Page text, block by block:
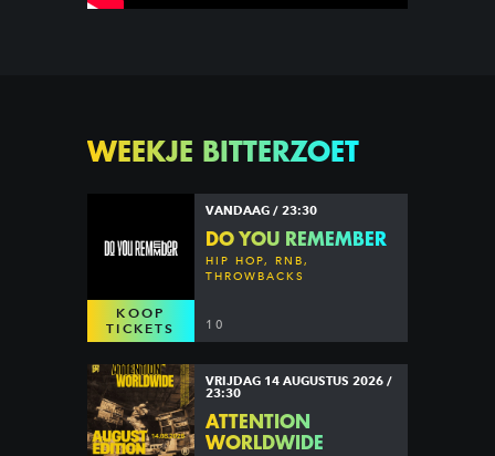
WEEKJE BITTERZOET
KOOP
TICKETS
VANDAAG / 23:30
DO YOU REMEMBER
HIP HOP, RNB,
THROWBACKS
10
VRIJDAG 14 AUGUSTUS 2026 /
23:30
ATTENTION
WORLDWIDE